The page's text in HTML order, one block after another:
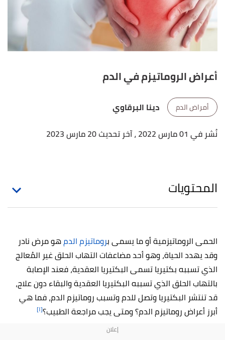
أعراض الروماتيزم في الدم
أمراض الدم
دينا البرقاوي
نُشر في 01 مارس 2022
، آخر تحديث 20 مارس 2023
المحتويات
الحمى الروماتيزمية أو ما يسمى بروماتيزم الدمهو مرض نادر
وقد يهدد الحياة، وهو أحد مضاعفات التهاب الحلق غير المُعالج
الذي تسببه بكتيريا تسمى البكتيريا العقدية، فعند الإصابة
بالتهاب الحلق الذي تسببه البكتيريا العقدية والبقاء دون علاج،
قد تنتشر البكتيريا وتصل للدم وتسبب روماتيزم الدم، فما هي
أبرز أعراض روماتيزم الدم؟ ومتى يجب مراجعة الطبيب؟[١]